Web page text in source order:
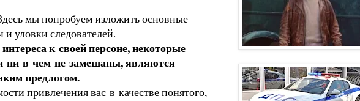
мы попробуем изложить основные
уловки следователей.
к своей персоне, некоторые
ни в чем не замешаны, являются
предлогом.
привлечения вас в качестве понятого,